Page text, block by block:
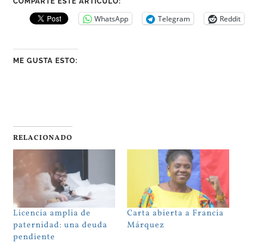
WhatsApp Telegram Reddit
ME GUSTA ESTO:
RELACIONADO
Licencia amplia de
paternidad: una deuda
pendiente
Carta abierta a Francia
Márquez